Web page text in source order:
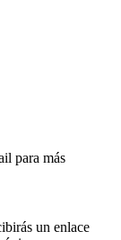
para más
un enlace